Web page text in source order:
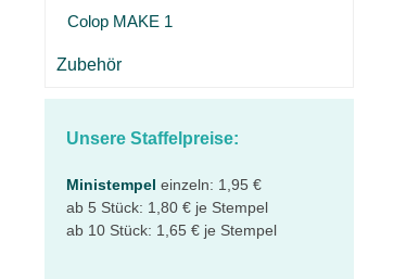
Colop MAKE 1
Zubehör
Unsere Staffelpreise:
Ministempel einzeln: 1,95 €
ab 5 Stück: 1,80 € je Stempel
ab 10 Stück: 1,65 € je Stempel